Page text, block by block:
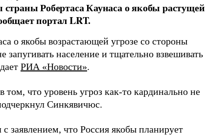
Робертаса Каунаса о якобы растущей
портал LRT.
о якобы возрастающей угрозе со стороны
запугивать население и тщательно взвешивать
РИА «Новости».
том, что уровень угроз как-то кардинально не
Синкявичюс.
заявлением, что Россия якобы планирует